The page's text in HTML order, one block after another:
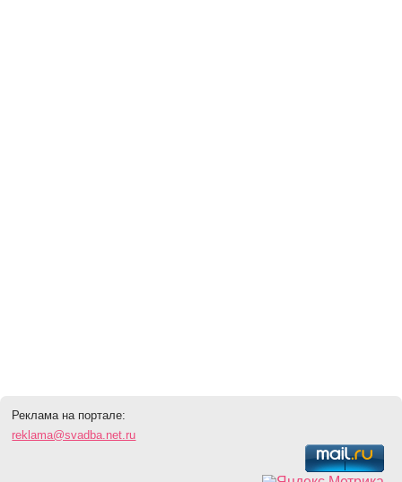
Реклама на портале:
reklama@svadba.net.ru